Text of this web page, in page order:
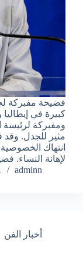
كبيرة في
ومفبركة لرئيسة
مثير للجدل.
انتهاك الخصوصية
لإهانة النساء.
adminn
أخبار الفن